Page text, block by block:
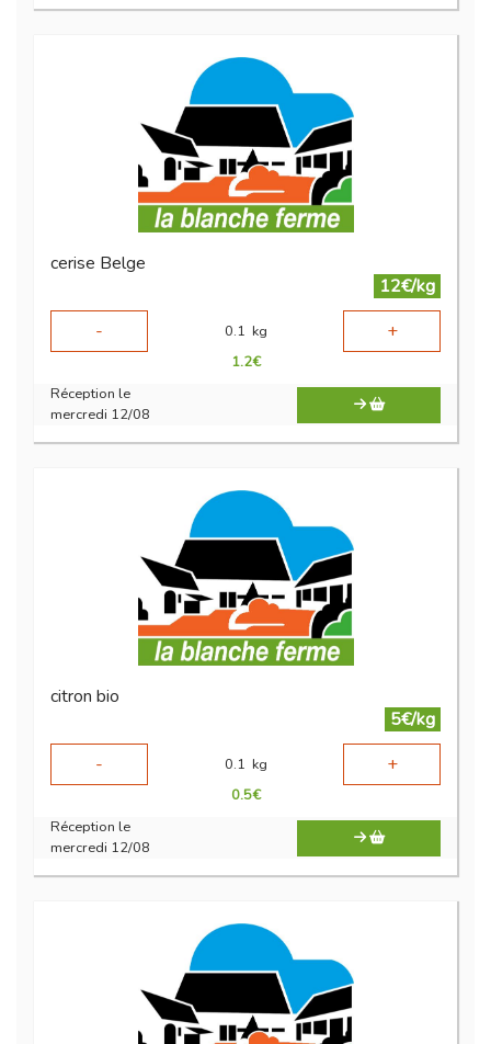
cerise Belge
12€/kg
-
0.1 kg +
1.2€
Réception le
mercredi 12/08
citron bio
5€/kg
-
0.1 kg +
0.5€
Réception le
mercredi 12/08